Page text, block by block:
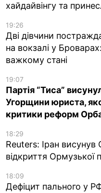
хайдайвінгу та
19:26
Дві дівчини
на вокзалі у
важкому стані
19:07
Партія “Тиса”
Угорщини юриста,
критики реформ
18:29
Reuters: Іран
відкриття Ормузької
18:09
Дефіцит пального у